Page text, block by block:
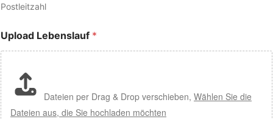
Postleitzahl
Upload Lebenslauf *
Dateien per Drag & Drop verschieben, Wählen Sie die
Dateien aus, die Sie hochladen möchten